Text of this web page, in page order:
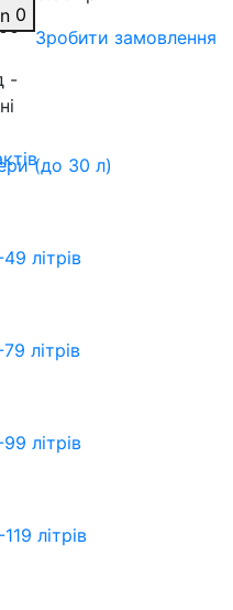
-
-
0
Зробити замовлення
(до 30 л)
літрів
літрів
літрів
літрів